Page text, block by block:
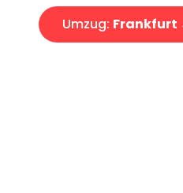
Umzug: Frankfurt